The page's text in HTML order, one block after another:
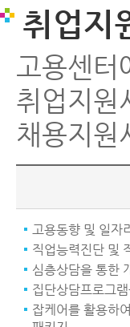
취업지
고용센터
취업지원
채용지원
고용동향 및 일자
직업능력진단 및
심층상담을 통한
집단상담프로그
잡케어를 활용하